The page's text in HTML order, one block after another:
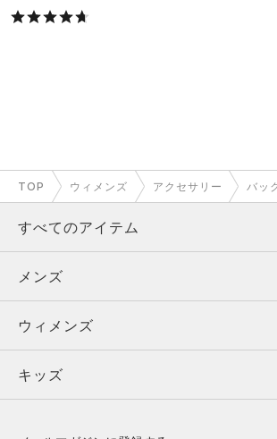
TOP ウィメンズ アクセサリー バッ
すべてのアイテム
メンズ
ウィメンズ
キッズ
メンズ
トップス
ボトムス
ウィメンズ
トップス
キッズ